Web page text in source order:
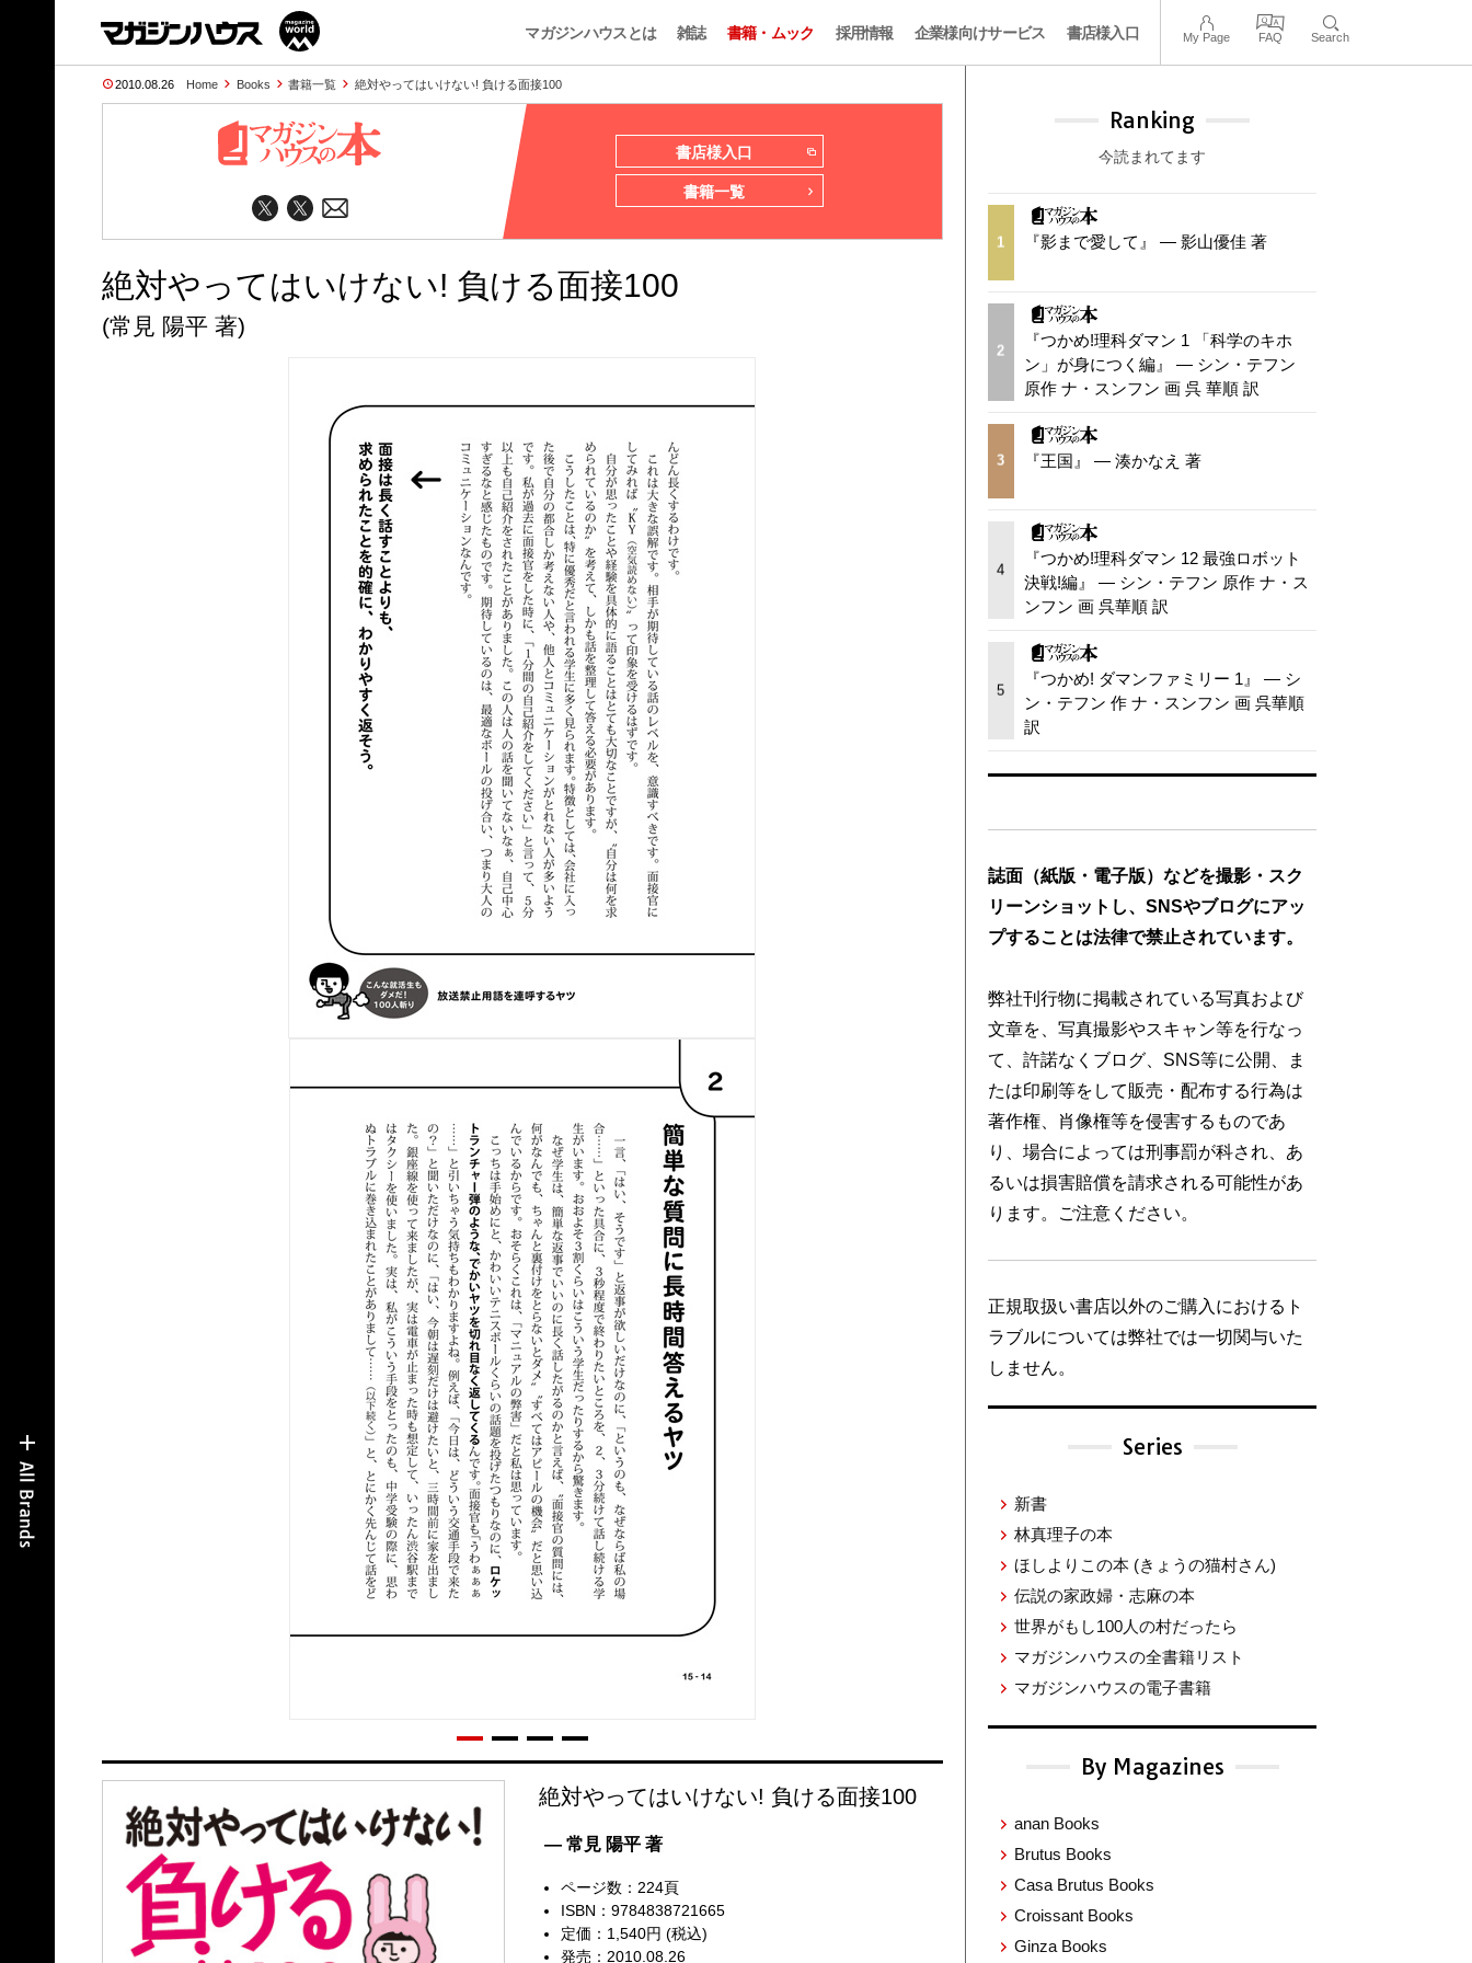
マガジンハウスとは 雑誌 書籍・ムック 採用情報 企業様向けサービス 書店様入口 My Page FAQ Search
2010.08.26 Home Books 書籍一覧 絶対やってはいけない! 負ける面接100
書店様入口
書籍一覧
絶対やってはいけない! 負ける面接100
(常見 陽平 著)
絶対やってはいけない! 負ける面接100
— 常見 陽平 著
ページ数：224頁
ISBN：9784838721665
定価：1,540円 (税込)
発売：2010.08.26
Ranking
今読まれてます
1 『影まで愛して』 — 影山優佳 著
2
『つかめ!理科ダマン 1 「科学のキホ
ン」が身につく編』 — シン・テフン
原作 ナ・スンフン 画 呉 華順 訳
3 『王国』 — 湊かなえ 著
4
『つかめ!理科ダマン 12 最強ロボット
決戦!編』 — シン・テフン 原作 ナ・ス
ンフン 画 呉華順 訳
5
『つかめ! ダマンファミリー 1』 — シ
ン・テフン 作 ナ・スンフン 画 呉華順
訳
誌面（紙版・電子版）などを撮影・スク
リーンショットし、SNSやブログにアッ
プすることは法律で禁止されています。
弊社刊行物に掲載されている写真および
文章を、写真撮影やスキャン等を行なっ
て、許諾なくブログ、SNS等に公開、ま
たは印刷等をして販売・配布する行為は
著作権、肖像権等を侵害するものであ
り、場合によっては刑事罰が科され、あ
るいは損害賠償を請求される可能性があ
ります。ご注意ください。
正規取扱い書店以外のご購入におけるト
ラブルについては弊社では一切関与いた
しません。
Series
新書
林真理子の本
ほしよりこの本 (きょうの猫村さん)
伝説の家政婦・志麻の本
世界がもし100人の村だったら
マガジンハウスの全書籍リスト
マガジンハウスの電子書籍
By Magazines
anan Books
Brutus Books
Casa Brutus Books
Croissant Books
Ginza Books